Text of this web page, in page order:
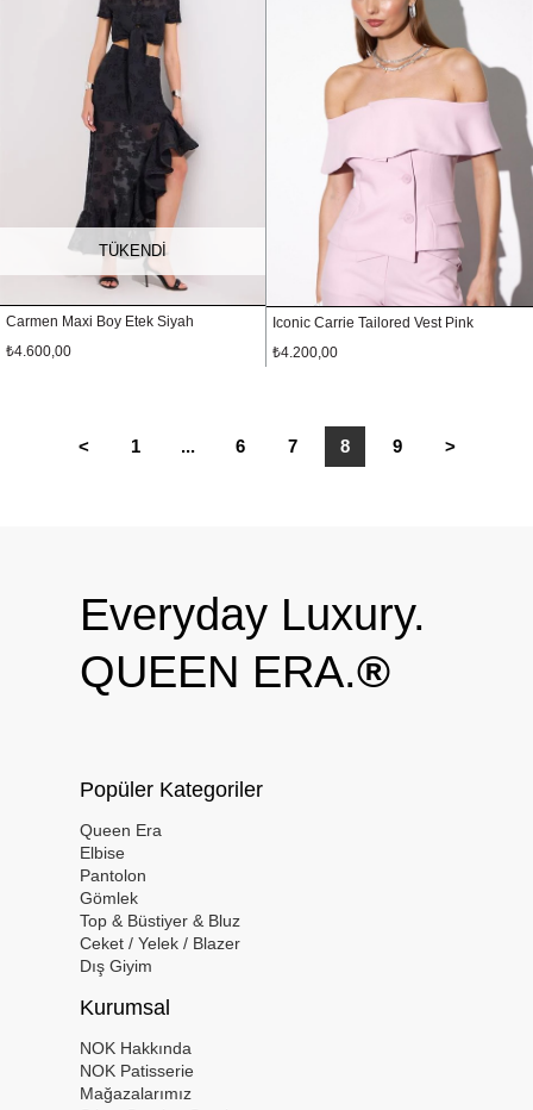
TÜKENDI
Carmen Maxi Boy Etek Siyah
₺4.600,00
Iconic Carrie Tailored Vest Pink
₺4.200,00
< 1 ... 6 7 8 9 >
Everyday Luxury.
QUEEN ERA.®
Popüler Kategoriler
Queen Era
Elbise
Pantolon
Gömlek
Top & Büstiyer & Bluz
Ceket / Yelek / Blazer
Dış Giyim
Kurumsal
NOK Hakkında
NOK Patisserie
Mağazalarımız